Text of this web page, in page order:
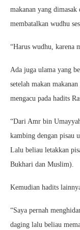
makanan yang dimasak
membatalkan wudhu
“Harus wudhu, karena
Ada juga ulama yang
setelah makan
mengacu pada hadits
“Dari Amr bin
kambing dengan pisau
Lalu beliau letakkan
Bukhari dan Muslim).
Kemudian hadits
“Saya pernah
daging lalu beliau